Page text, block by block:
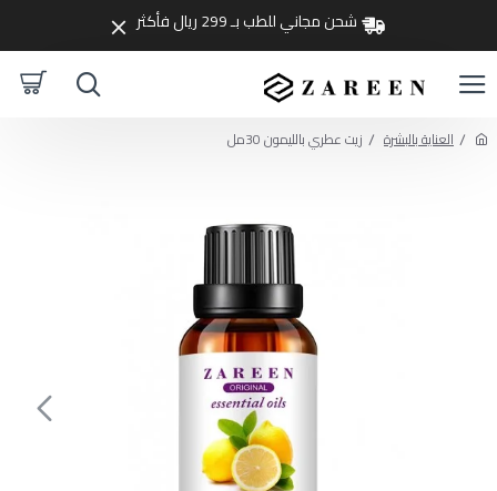
شحن مجاني للطب بـ 299 ريال فأكثر
العناية بالبشرة زيت عطري بالليمون 30مل